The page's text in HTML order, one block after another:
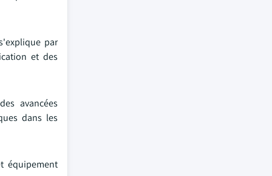
par
et des
avancées
dans les
équipement